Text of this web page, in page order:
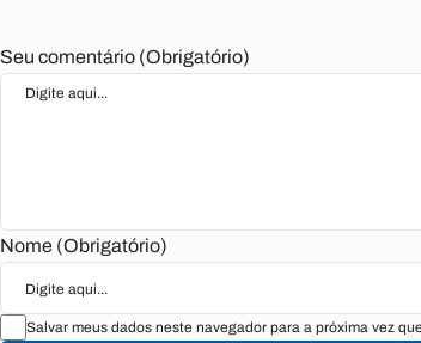
Seu comentário (Obrigatório)
Nome (Obrigatório)
Salvar meus dados neste navegador para a próxima vez